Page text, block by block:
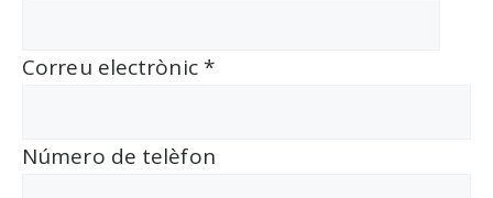
Correu electrònic *
Número de telèfon